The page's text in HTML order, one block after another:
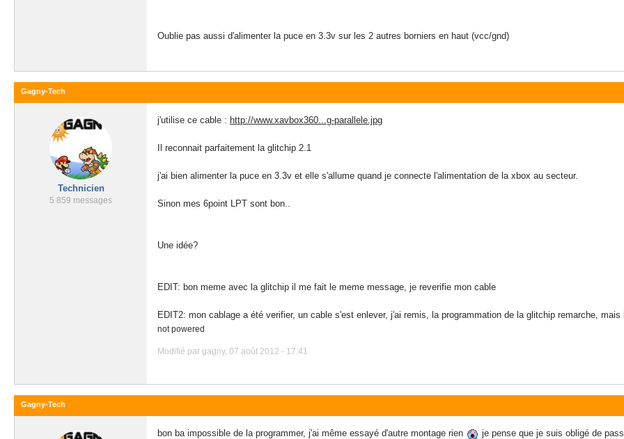
Oublie pas aussi d'alimenter la puce en 3.3v sur les 2 autres borniers en haut (vcc/gnd)
Gagny-Tech
Technicien
5 859 messages
j'utilise ce cable : http://www.xavbox360...g-parallele.jpg
Il reconnait parfaitement la glitchip 2.1
j'ai bien alimenter la puce en 3.3v et elle s'allume quand je connecte l'alimentation de la xbox au secteur.
Sinon mes 6point LPT sont bon..
Une idée?
EDIT: bon meme avec la glitchip il me fait le meme message, je reverifie mon cable
EDIT2: mon cablage a été verifier, un cable s'est enlever, j'ai remis, la programmation de la glitchip remarche,
not powered
Modifié par gagny, 07 août 2012 - 17:41.
Gagny-Tech
bon ba impossible de la programmer, j'ai même essayé d'autre montage rien je pense que je suis obligé de